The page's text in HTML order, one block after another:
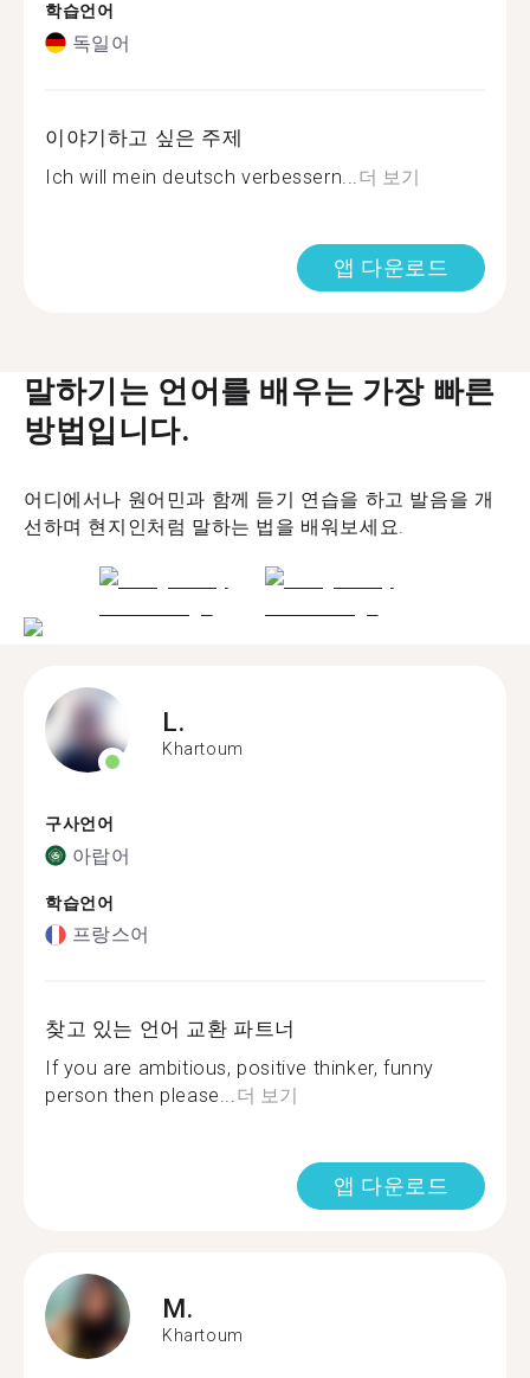
학습언어
독일어
이야기하고 싶은 주제
Ich will mein deutsch verbessern... 더 보기
앱 다운로드
말하기는 언어를 배우는 가장 빠른
방법입니다.
어디에서나 원어민과 함께 듣기 연습을 하고 발음을 개
선하며 현지인처럼 말하는 법을 배워보세요.
L.
Khartoum
구사언어
아랍어
학습언어
프랑스어
찾고 있는 언어 교환 파트너
If you are ambitious, positive thinker, funny
person then please...더 보기
앱 다운로드
M.
Khartoum